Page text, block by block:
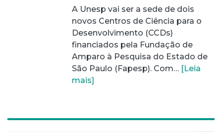
A Unesp vai ser a sede de dois
novos Centros de Ciência para o
Desenvolvimento (CCDs)
financiados pela Fundação de
Amparo à Pesquisa do Estado de
São Paulo (Fapesp). Com… [Leia
mais]